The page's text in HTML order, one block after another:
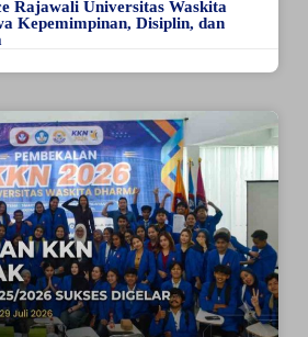
Rajawali Universitas Waskita
Kepemimpinan, Disiplin, dan